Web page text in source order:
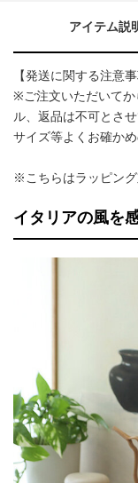
アイテム説
【発送に関する注意事
※ご注文いただいてか
ル、返品は不可とさ
サイズ等よくお確か
※こちらはラッピン
イタリアの風を